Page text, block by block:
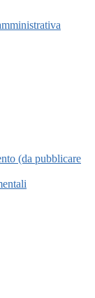
(da pubblicare